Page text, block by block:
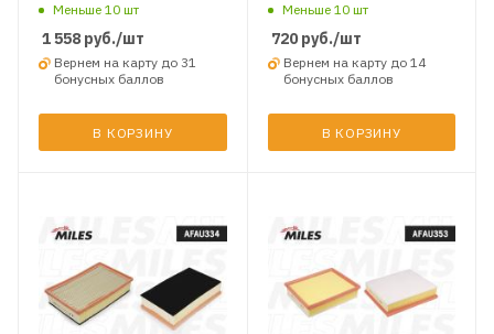
Меньше 10 шт
1 558 руб./шт
Вернем на карту до 31
бонусных баллов
В КОРЗИНУ
Меньше 10 шт
720руб./шт
Вернем на карту до 14
бонусных баллов
В КОРЗИНУ